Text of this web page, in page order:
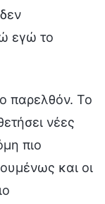
εγώ το
παρελθόν. Το
νέες
πιο
και οι